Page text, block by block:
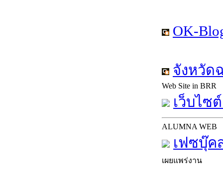
OK-
จังหวัด
Web Site in BRR
เว็บไซ
ALUMNA WEB
เฟซบุ๊ค
เผยแพร่งาน